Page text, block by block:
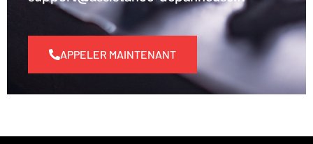
APPELER MAINTENANT